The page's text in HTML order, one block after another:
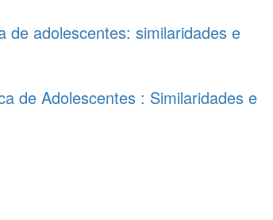
de adolescentes: similaridades e
de Adolescentes : Similaridades e